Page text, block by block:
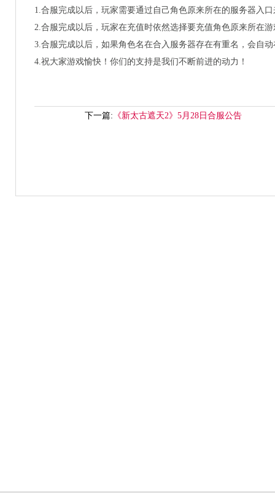
1.合服完成以后，玩家需要通过自己角色原来所在的服务器入
2.合服完成以后，玩家在充值时依然选择要充值角色原来所在
3.合服完成以后，如果角色名在合入服务器存在有重名，会自
4.祝大家游戏愉快！你们的支持是我们不断前进的动力！
下一篇: 《新太古遮天2》5月28日合服公告